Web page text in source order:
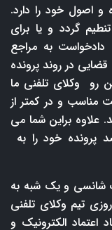
و اصول خود را دارد.
گردد و یا برای
به مراجع
در روند پرونده
رو وکلای تلفنی ما
مناسب و در کمتر از
علاوه براین شما می
پرونده خود را به
شانسی و یک شبه به
تیم وکلای تلفنی
نماد اعتماد الکترونیک و